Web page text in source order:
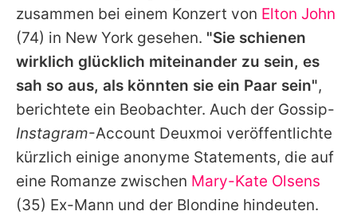
zusammen bei einem Konzert von Elton John
(74) in New York gesehen. "Sie schienen
wirklich glücklich miteinander zu sein, es
sah so aus, als könnten sie ein Paar sein",
berichtete ein Beobachter. Auch der Gossip-
Instagram-Account Deuxmoi veröffentlichte
kürzlich einige anonyme Statements, die auf
eine Romanze zwischen Mary-Kate Olsens
(35) Ex-Mann und der Blondine hindeuten.